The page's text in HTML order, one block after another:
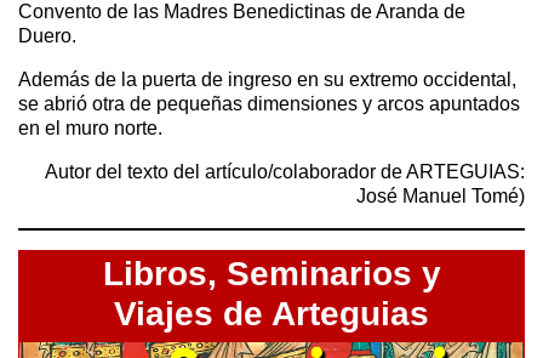
Convento de las Madres Benedictinas de Aranda de
Duero.
Además de la puerta de ingreso en su extremo occidental,
se abrió otra de pequeñas dimensiones y arcos apuntados
en el muro norte.
Autor del texto del artículo/colaborador de ARTEGUIAS:
José Manuel Tomé)
Libros, Seminarios y
Viajes de Arteguias